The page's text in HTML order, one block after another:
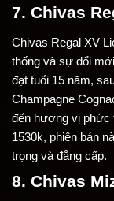
7. Chivas
Chivas Regal XV
thống và sự đổi
đạt tuổi 15 năm,
Champagne
đến hương vị phức
1530k, phiên bản
trọng và đẳng cấp.
8. Chivas